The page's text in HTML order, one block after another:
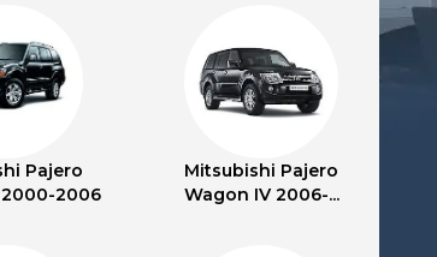
Pajero
2006
Mitsubishi Pajero
Wagon IV 2006-...